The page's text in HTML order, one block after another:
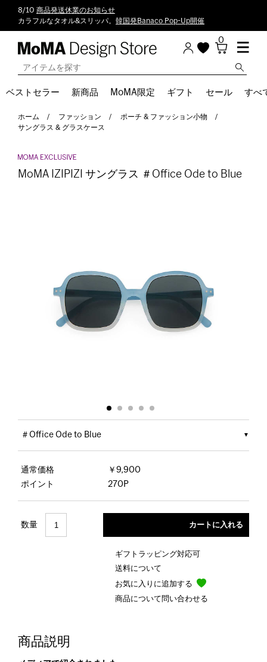
8/10 商品発送休業のお知らせ
カラフルなタオル&スリッパ。 韓国発Banaco Pop-Up開催
0
ベストセラー 新商品 MoMA限定 ギフト セール すべ
ホーム ファッション
ポーチ & ファッション小物
サングラス & グラスケース
MoMA IZIPIZI サングラス ＃Office Ode to Blue
＃Office Ode to Blue
通常価格
￥9,900
ポイント
270P
数量
ギフトラッピング対応可
送料について
お気に入りに追加する
商品について問い合わせる
商品説明